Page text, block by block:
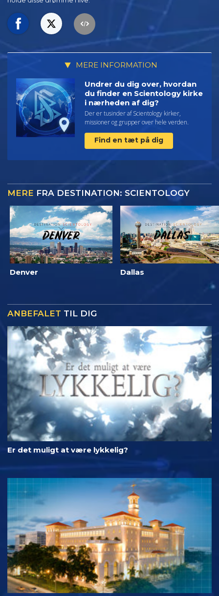
MERE INFORMATION
Undrer du dig over, hvordan
du finder en Scientology kirke
i nærheden af dig?
Der er tusinder af Scientology kirker,
missioner og grupper over hele verden.
Find en tæt på dig
MERE FRA DESTINATION: SCIENTOLOGY
Denver Dallas
ANBEFALET TIL DIG
Er det muligt at være lykkelig?